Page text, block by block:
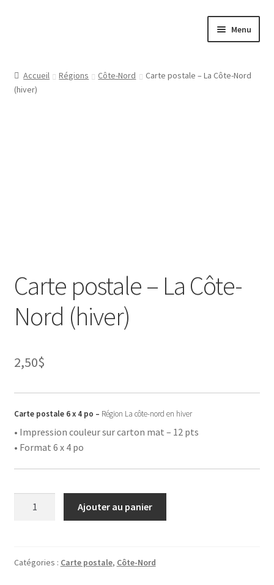
Menu
Jeux
Accueil Régions Côte-Nord
Carte postale – La Côte-Nord
(hiver)
Carte postale – La Côte-
Nord (hiver)
2,50$
Carte postale 6 x 4 po – Région La côte-nord en hiver
• Impression couleur sur carton mat – 12 pts
• Format 6 x 4 po
-
Ajouter au panier
Catégories : Carte postale, Côte-Nord